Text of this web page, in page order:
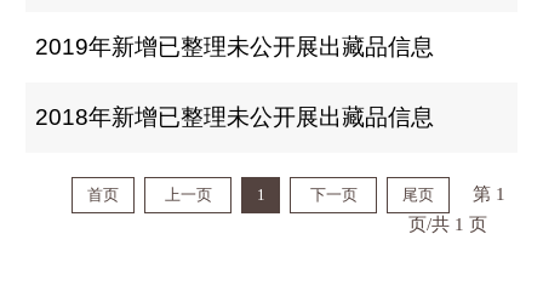
2019年新增已整理未公开展出藏品信息
2018年新增已整理未公开展出藏品信息
首页 上一页 1 下一页 尾页
第 1
页/共 1 页